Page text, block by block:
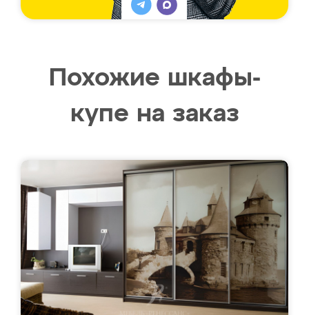
Похожие шкафы-
купе на заказ